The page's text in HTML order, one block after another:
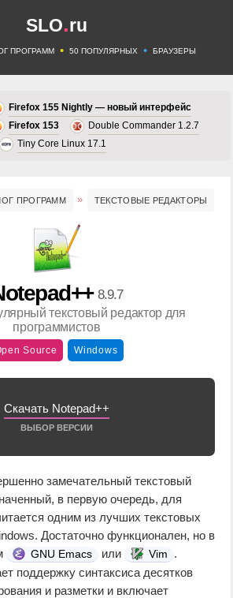
SLO.ru
ПРОГРАММ • 50 ПОПУЛЯРНЫХ • БРАУЗЕРЫ
Firefox 155 Nightly — новый интерфейс
Firefox 153
Double Commander 1.2.7
Tiny Core Linux 17.1
ПРОГРАММ ТЕКСТОВЫЕ РЕДАКТОРЫ
8.9.7
текстовый редактор для
программистов
Source Windows
Скачать Notepad++
ВЫБОР ВЕРСИИ
замечательный текстовый
в первую очередь, для
одним из лучших текстовых
Достаточно функционален, но в
GNU Emacs или Vim
.
поддержку синтаксиса десятков
и разметки и включает